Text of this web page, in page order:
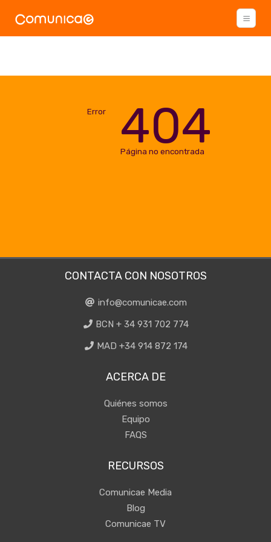
Error 404
Página no encontrada
CONTACTA CON NOSOTROS
info@comunicae.com
BCN + 34 931 702 774
MAD +34 914 872 174
ACERCA DE
Quiénes somos
Equipo
FAQS
RECURSOS
Comunicae Media
Blog
Comunicae TV